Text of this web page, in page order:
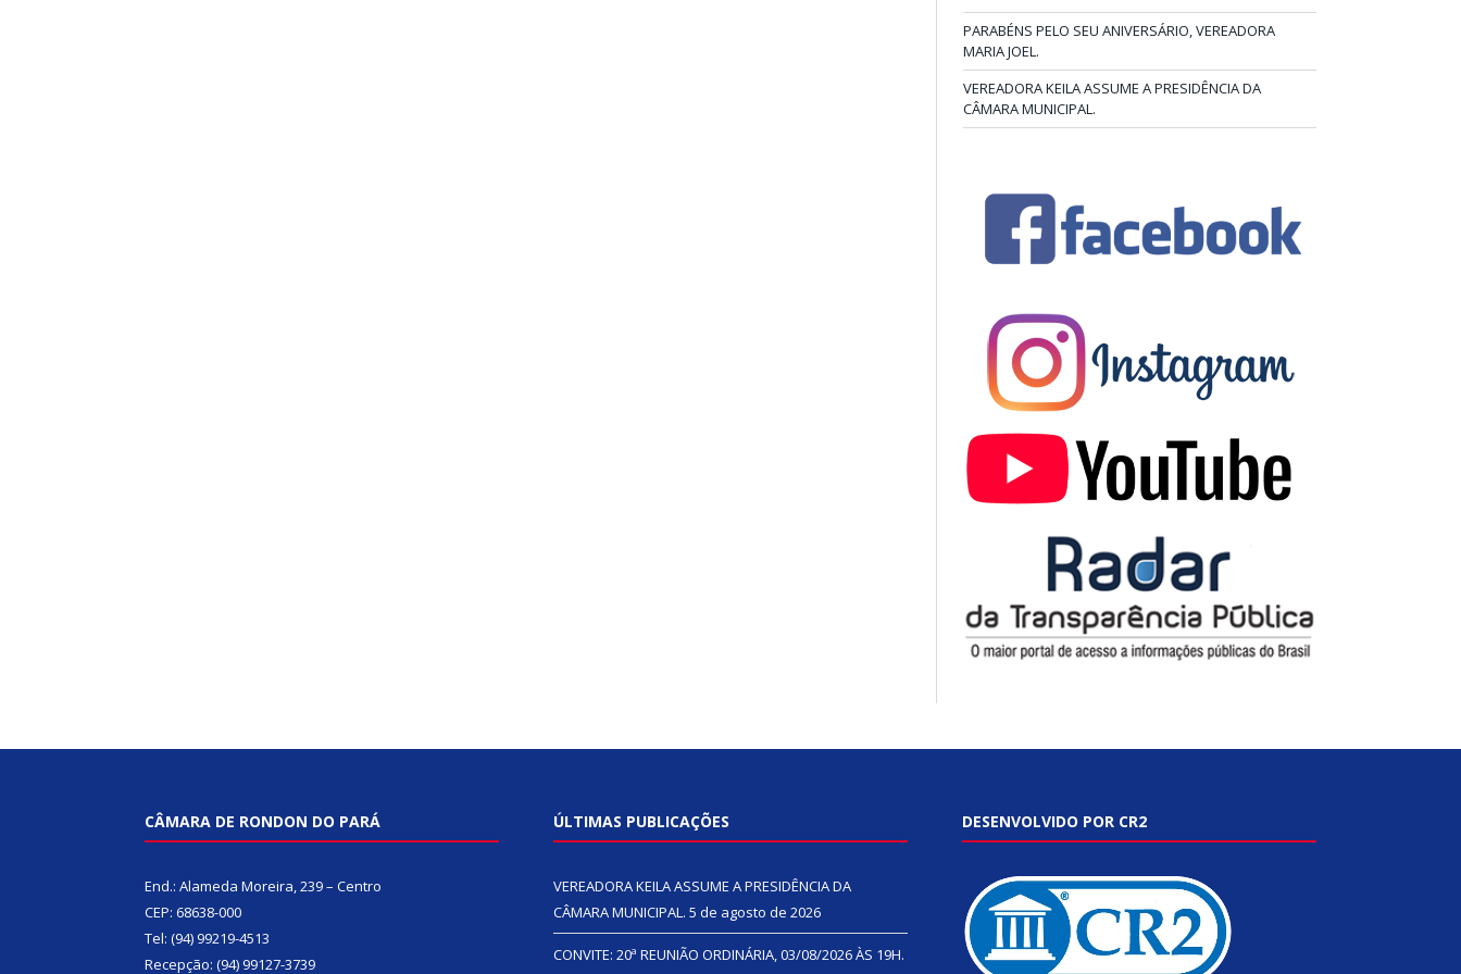
PARABÉNS PELO SEU ANIVERSÁRIO, VEREADORA
MARIA JOEL.
VEREADORA KEILA ASSUME A PRESIDÊNCIA DA
CÂMARA MUNICIPAL.
CÂMARA DE RONDON DO PARÁ
End.: Alameda Moreira, 239 – Centro
CEP: 68638-000
Tel: (94) 99219-4513
Recepção: (94) 99127-3739
ÚLTIMAS PUBLICAÇÕES
VEREADORA KEILA ASSUME A PRESIDÊNCIA DA
CÂMARA MUNICIPAL. 5 de agosto de 2026
CONVITE: 20ª REUNIÃO ORDINÁRIA, 03/08/2026 ÀS 19H.
DESENVOLVIDO POR CR2